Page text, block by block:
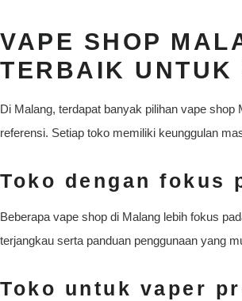
VAPE SHOP
TERBAIK UNTUK
Di Malang, terdapat banyak pilihan vape
referensi. Setiap toko memiliki keunggulan
Toko dengan fokus
Beberapa vape shop di Malang lebih fokus
terjangkau serta panduan penggunaan yang
Toko untuk vaper